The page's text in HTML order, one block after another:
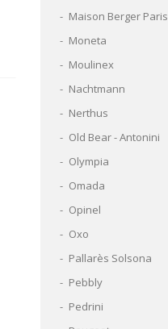
Maison Berger Paris
Moneta
Moulinex
Nachtmann
Nerthus
Old Bear - Antonini
Olympia
Omada
Opinel
Oxo
Pallarès Solsona
Pebbly
Pedrini